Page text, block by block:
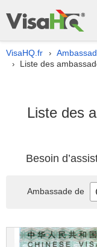
VisaHQ.fr ›
› Liste des
Liste des
Besoin
Ambassade de